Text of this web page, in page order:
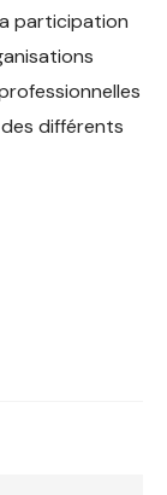
participation
différents